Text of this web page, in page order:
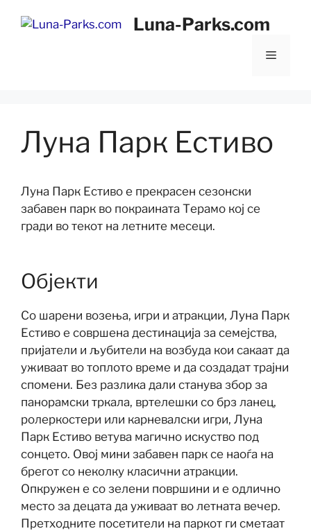
Luna-Parks.com
Мени
Луна Парк Естиво
Луна Парк Естиво е прекрасен сезонски
забавен парк во покраината Терамо кој се
гради во текот на летните месеци.
Објекти
Со шарени возења, игри и атракции, Луна Парк
Естиво е совршена дестинација за семејства,
пријатели и љубители на возбуда кои сакаат да
уживаат во топлото време и да создадат трајни
спомени. Без разлика дали станува збор за
панорамски тркала, вртелешки со брз ланец,
ролеркостери или карневалски игри, Луна
Парк Естиво ветува магично искуство под
сонцето. Овој мини забавен парк се наоѓа на
брегот со неколку класични атракции.
Опкружен е со зелени површини и е одлично
место за децата да уживаат во летната вечер.
Претходните посетители на паркот ги сметаат